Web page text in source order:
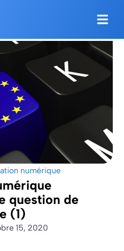
numérique
question de
(1)
15, 2020